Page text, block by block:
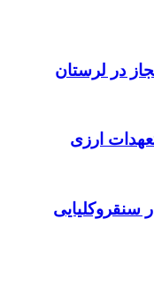
سنقروکلیایی